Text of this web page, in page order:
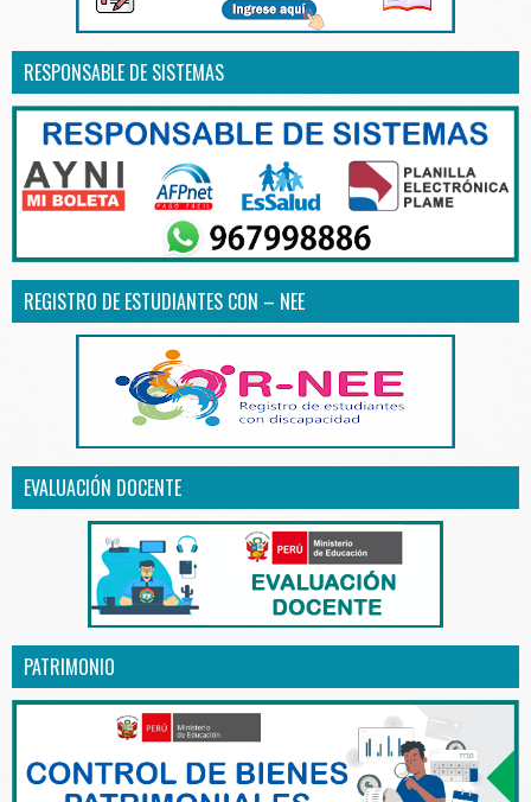
RESPONSABLE DE SISTEMAS
REGISTRO DE ESTUDIANTES CON – NEE
EVALUACIÓN DOCENTE
PATRIMONIO